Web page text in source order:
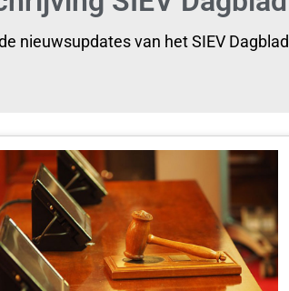
nieuwsupdates van het SIEV Dagblad